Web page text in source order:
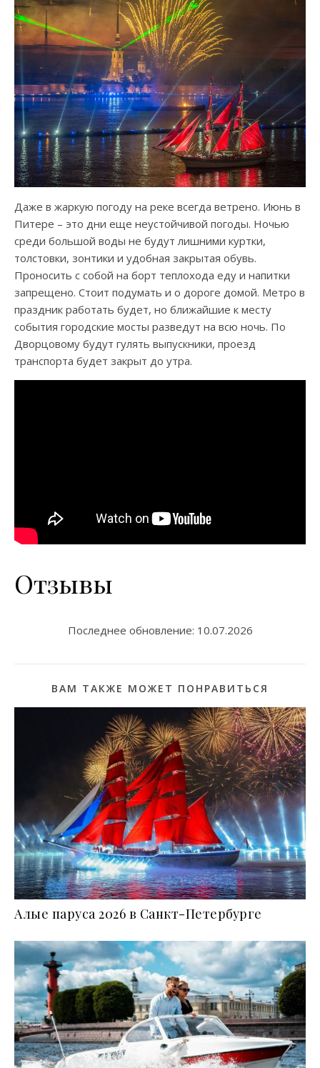
Даже в жаркую погоду на реке всегда ветрено. Июнь в
Питере – это дни еще неустойчивой погоды. Ночью
среди большой воды не будут лишними куртки,
толстовки, зонтики и удобная закрытая обувь.
Проносить с собой на борт теплохода еду и напитки
запрещено. Стоит подумать и о дороге домой. Метро в
праздник работать будет, но ближайшие к месту
события городские мосты разведут на всю ночь. По
Дворцовому будут гулять выпускники, проезд
транспорта будет закрыт до утра.
Отзывы
Последнее обновление: 10.07.2026
ВАМ ТАКЖЕ МОЖЕТ ПОНРАВИТЬСЯ
Алые паруса 2026 в Санкт-Петербурге